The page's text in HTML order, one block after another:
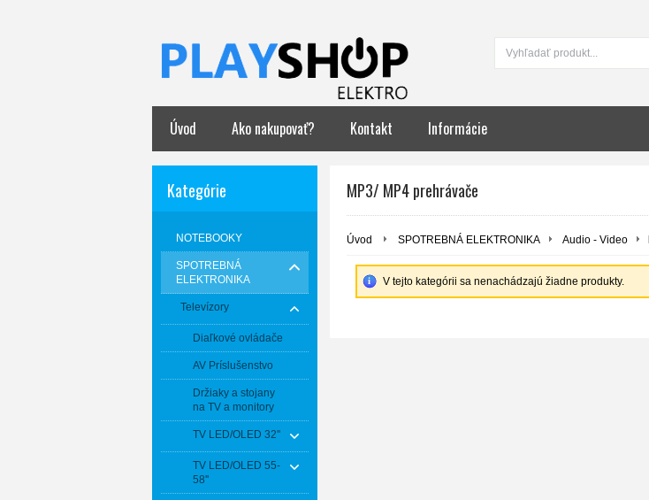
Úvod Ako nakupovať? Kontakt Informácie
Kategórie
NOTEBOOKY
SPOTREBNÁ
ELEKTRONIKA
Televízory
Diaľkové ovládače
AV Príslušenstvo
Držiaky a stojany
na TV a monitory
TV LED/OLED 32''
TV LED/OLED 55-
58''
MP3/ MP4 prehrávače
Úvod SPOTREBNÁ ELEKTRONIKA Audio - Video
V tejto kategórii sa nenachádzajú žiadne produkty.